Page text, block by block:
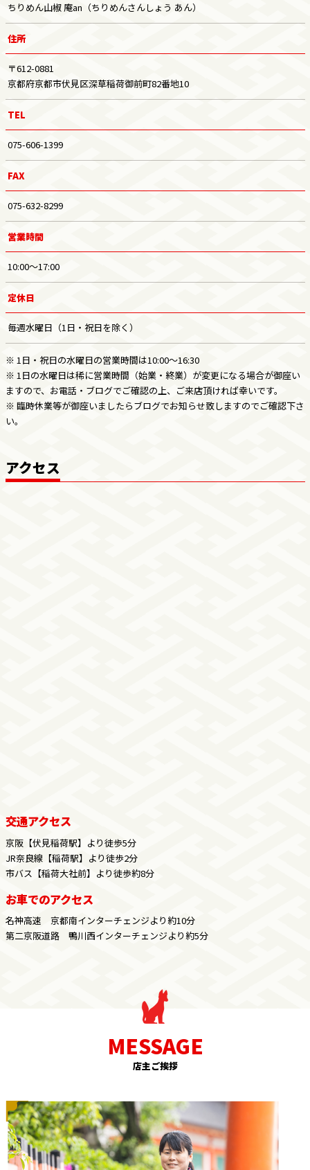
ちりめん山椒 庵an（ちりめんさんしょう あん）
住所
〒612-0881
京都府京都市伏見区深草稲荷御前町82番地10
TEL
075-606-1399
FAX
075-632-8299
営業時間
10:00～17:00
定休日
毎週水曜日（1日・祝日を除く）
※ 1日・祝日の水曜日の営業時間は10:00～16:30
※ 1日の水曜日は稀に営業時間（始業・終業）が変更になる場合が御座い
ますので、お電話・ブログでご確認の上、ご来店頂ければ幸いです。
※ 臨時休業等が御座いましたらブログでお知らせ致しますのでご確認下さ
い。
アクセス
交通アクセス
京阪【伏見稲荷駅】より徒歩5分
JR奈良線【稲荷駅】より徒歩2分
市バス【稲荷大社前】より徒歩約8分
お車でのアクセス
名神高速 京都南インターチェンジより約10分
第二京阪道路 鴨川西インターチェンジより約5分
店主ご挨拶